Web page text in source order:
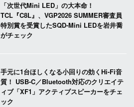
「次世代Mini LED」の大本命！
TCL『C8L』、VGP2026 SUMMER審査員
特別賞を受賞したSQD-Mini LEDを岩井喬
がチェック
手元に1台ほしくなる小回りの効くHi-Fi音
質！ USB-C／Bluetooth対応のクリエイテ
ィブ「XF1」アクティブスピーカーをチェ
ック